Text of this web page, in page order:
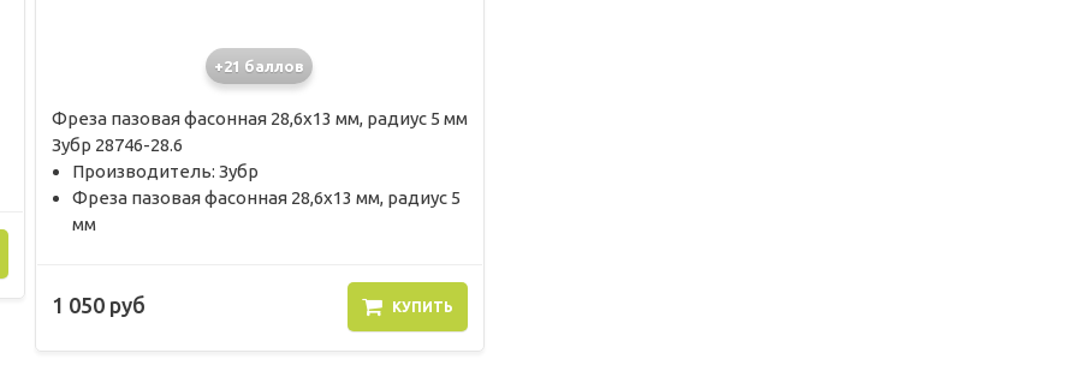
+21 баллов
Фреза пазовая фасонная 28,6х13 мм, радиус 5 мм
Зубр 28746-28.6
Производитель: Зубр
Фреза пазовая фасонная 28,6х13 мм, радиус 5
мм
1 050 руб КУПИТЬ